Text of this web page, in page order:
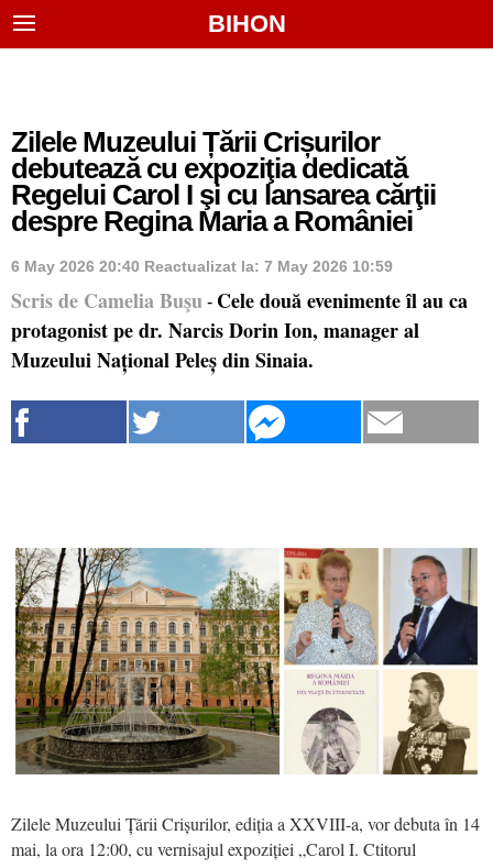
BIHON
Zilele Muzeului Țării Crișurilor
debutează cu expoziţia dedicată
Regelui Carol I şi cu lansarea cărţii
despre Regina Maria a României
6 May 2026 20:40 Reactualizat la: 7 May 2026 10:59
Scris de Camelia Buşu - Cele două evenimente îl au ca
protagonist pe dr. Narcis Dorin Ion, manager al
Muzeului Național Peleș din Sinaia.
Zilele Muzeului Țării Crișurilor, ediția a XXVIII-a, vor debuta în 14
mai, la ora 12:00, cu vernisajul expoziției „Carol I. Ctitorul